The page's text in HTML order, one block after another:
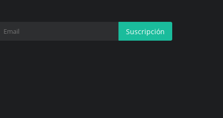
Suscripción